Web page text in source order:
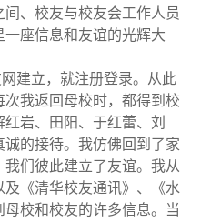
友会
》
、校友与校友会工作人员
座信息和友谊的光辉大
建立，就注册登录。从此
我返回母校时，都得到校
岩、田阳、于红蕾、刘
的接待。我仿佛回到了家
们彼此建立了友谊。我从
《清华校友通讯》、《水
校和校友的许多信息。当